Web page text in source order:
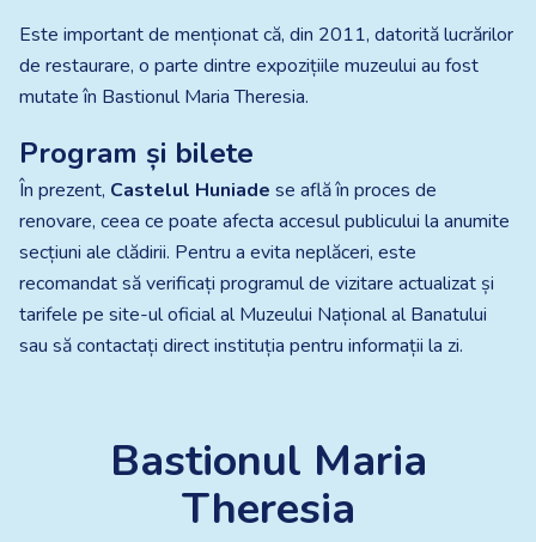
Este important de menționat că, din 2011, datorită lucrărilor
de restaurare, o parte dintre expozițiile muzeului au fost
mutate în Bastionul Maria Theresia.
Program și bilete
În prezent, Castelul Huniade se află în proces de
renovare, ceea ce poate afecta accesul publicului la anumite
secțiuni ale clădirii. Pentru a evita neplăceri, este
recomandat să verificați programul de vizitare actualizat și
tarifele pe site-ul oficial al Muzeului Național al Banatului
sau să contactați direct instituția pentru informații la zi.
Bastionul Maria
Theresia